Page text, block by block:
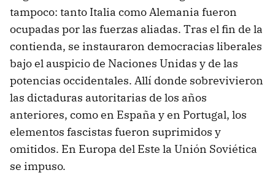
tampoco: tanto Italia como Alemania fueron
ocupadas por las fuerzas aliadas. Tras el fin de la
contienda, se instauraron democracias liberales
bajo el auspicio de Naciones Unidas y de las
potencias occidentales. Allí donde sobrevivieron
las dictaduras autoritarias de los años
anteriores, como en España y en Portugal, los
elementos fascistas fueron suprimidos y
omitidos. En Europa del Este la Unión Soviética
se impuso.